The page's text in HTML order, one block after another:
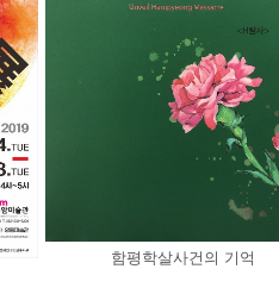
함평학살사건의 기억